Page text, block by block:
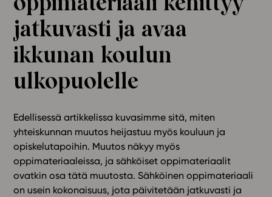
Yhteisö
Suosittelut
Ohjekeskus
Oppikirjailijat
Tietoa meistä
Eettiset periaatteet tekoälyn käyttöön
Tilaa uutiskirje
Ota yhteyttä
jatkuvasti ja avaa
ikkunan koulun
ulkopuolelle
Edellisessä artikkelissa kuvasimme sitä, miten
yhteiskunnan muutos heijastuu myös kouluun ja
opiskelutapoihin. Muutos näkyy myös
oppimateriaaleissa, ja sähköiset oppimateriaalit
ovatkin osa tätä muutosta. Sähköinen oppimateriaali
on usein kokonaisuus, jota päivitetään jatkuvasti ja